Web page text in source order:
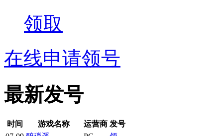
领取
在线申请领号
最新发号
时间 游戏名称 运营商 发号